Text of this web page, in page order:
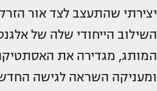
יצירתי שהתעצב לצד אור
השילוב הייחודי שלה של
המותג, מגדירה את
ומעניקה השראה לגישה